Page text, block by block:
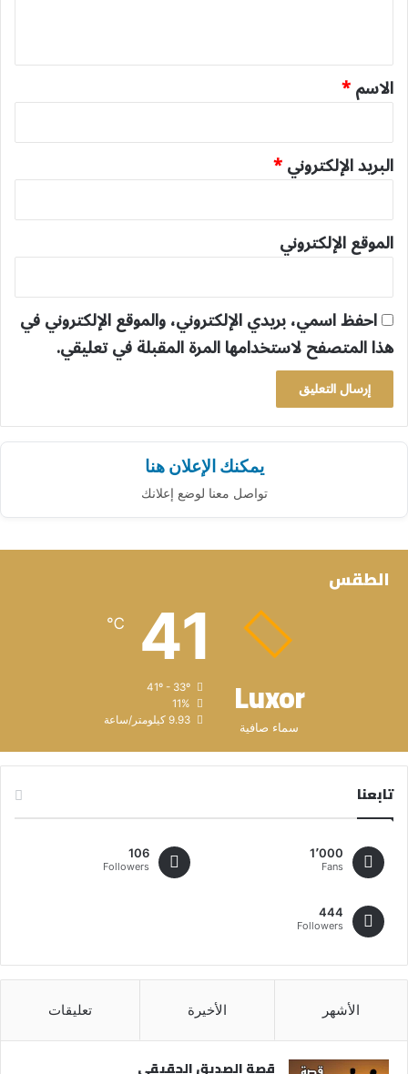
ق
*
الاسم*
البريد الإلكتروني*
الموقع الإلكتروني
احفظ اسمي، بريدي الإلكتروني، والموقع الإلكتروني في
هذا المتصفح لاستخدامها المرة المقبلة في تعليقي.
يمكنك الإعلان هنا
تواصل معنا لوضع إعلانك
الطقس
Luxor
سماء صافية
41
℃
41º - 33º
11%
9.93 كيلومتر/ساعة
تابعنا
1٬000
Fans
106
Followers
444
Followers
الأشهر الأخيرة تعليقات
قصة الصديق الحقيقي